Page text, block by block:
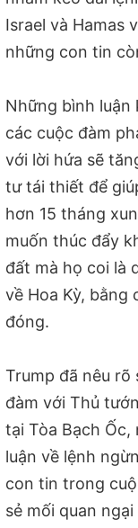
Israel và Hamas
những con tin
Những bình luận
các cuộc đàm
với lời hứa sẽ
tư tái thiết để
hơn 15 tháng
muốn thúc đẩy
đất mà họ coi là
về Hoa Kỳ, bằng
đóng.
Trump đã nêu rõ
đàm với Thủ
tại Tòa Bạch
luận về lệnh
con tin trong
sẻ mối quan